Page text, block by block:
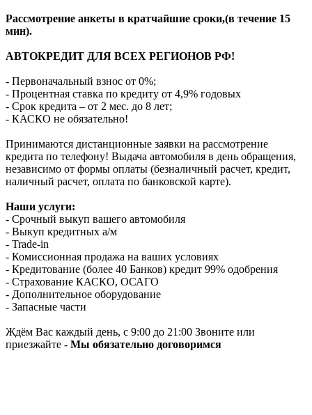
Рассмотрение анкеты в кратчайшие сроки,(в течение 15
мин).
АВТОКРЕДИТ ДЛЯ ВСЕХ РЕГИОНОВ РФ!
- Первоначальный взнос от 0%;
- Процентная ставка по кредиту от 4,9% годовых
- Срок кредита – от 2 мес. до 8 лет;
- КАСКО не обязательно!
Принимаются дистанционные заявки на рассмотрение
кредита по телефону! Выдача автомобиля в день обращения,
независимо от формы оплаты (безналичный расчет, кредит,
наличный расчет, оплата по банковской карте).
Наши услуги:
- Срочный выкуп вашего автомобиля
- Выкуп кредитных а/м
- Trade-in
- Комиссионная продажа на ваших условиях
- Кредитование (более 40 Банков) кредит 99% одобрения
- Страхование КАСКО, ОСАГО
- Дополнительное оборудование
- Запасные части
Ждём Вас каждый день, с 9:00 до 21:00 Звоните или
приезжайте - Мы обязательно договоримся